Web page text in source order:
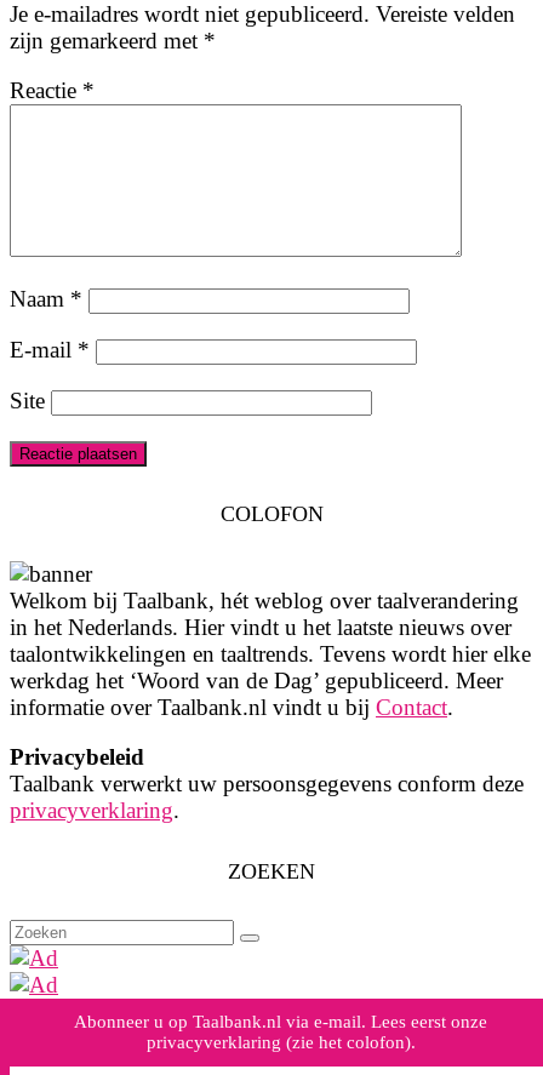
Je e-mailadres wordt niet gepubliceerd. Vereiste velden
zijn gemarkeerd met *
Reactie *
Naam *
E-mail *
Site
COLOFON
Welkom bij Taalbank, hét weblog over taalverandering
in het Nederlands. Hier vindt u het laatste nieuws over
taalontwikkelingen en taaltrends. Tevens wordt hier elke
werkdag het ‘Woord van de Dag’ gepubliceerd. Meer
informatie over Taalbank.nl vindt u bij Contact.
Privacybeleid
Taalbank verwerkt uw persoonsgegevens conform deze
privacyverklaring.
ZOEKEN
Zoeken
naar:
Abonneer u op Taalbank.nl via e-mail. Lees eerst onze
privacyverklaring (zie het colofon).